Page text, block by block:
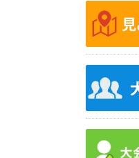
大会ボランティア募集
マラソンフェスティバ